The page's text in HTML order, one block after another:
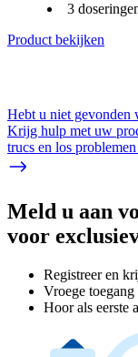
3
Product bekijken
Hebt u niet gevonden
Krijg hulp met uw
trucs en los
Meld u aan
voor
Registreer en
Vroege
Hoor als eerste